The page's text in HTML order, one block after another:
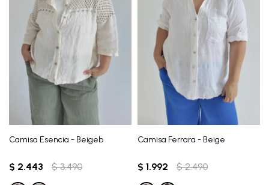
Camisa Esencia - Beigeb
$ 2.443 $ 3.490
Camisa Ferrara - Beige
$ 1.992 $ 2.490